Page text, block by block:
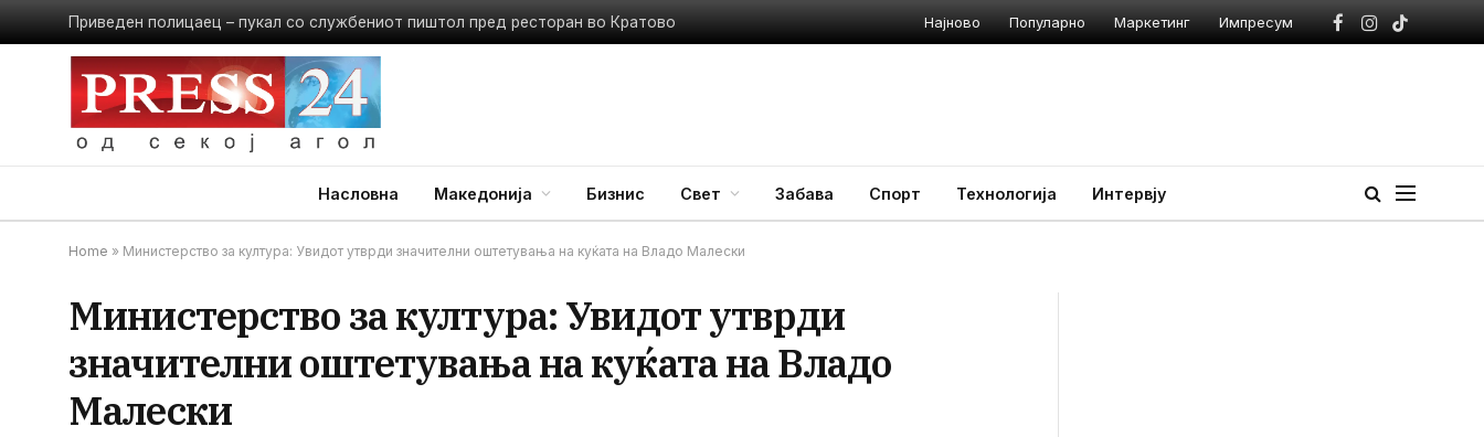
Приведен полицаец – пукал со службениот пиштол пред ресторан во Кратово Најново Популарно Маркетинг Импресум
Facebook
Instagram
TikTok
Насловна Македонија Бизнис Свет Забава Спорт Технологија Интервју
Home » Министерство за култура: Увидот утврди значителни оштетувања на куќата на Владо Малески
Министерство за култура: Увидот утврди
значителни оштетувања на куќата на Владо
Малески